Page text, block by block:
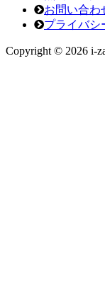
お問い合わ
プライバシ
Copyright © 2026 i-